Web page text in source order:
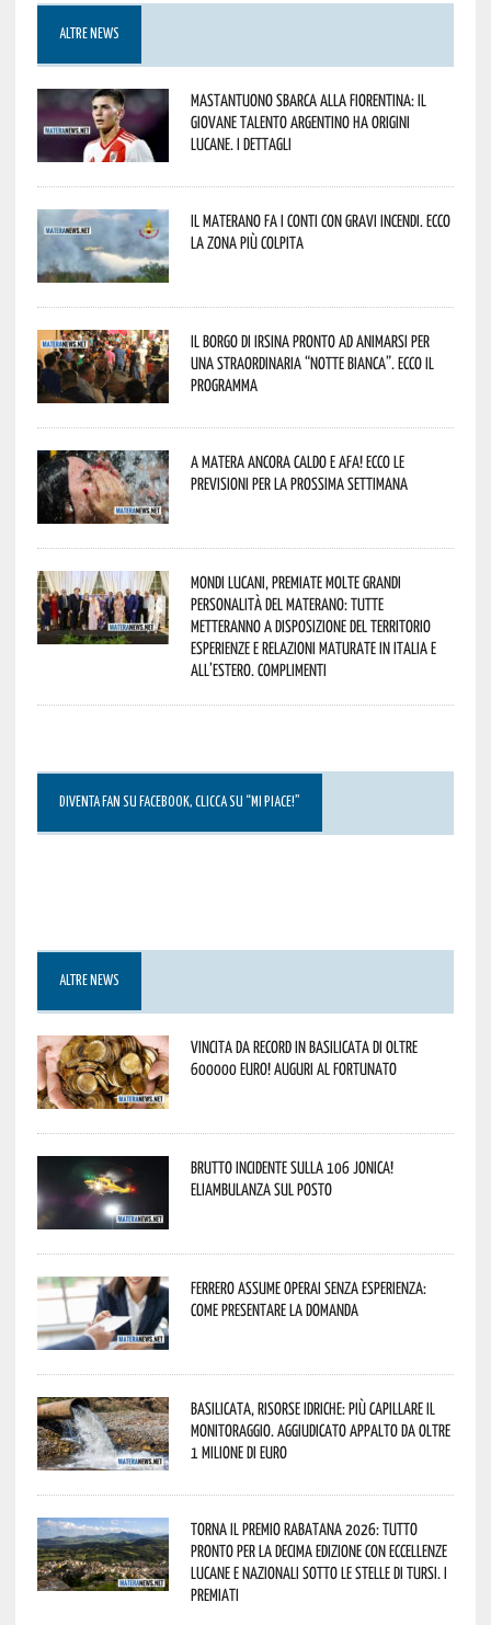
ALTRE NEWS
Mastantuono sbarca alla Fiorentina: il
giovane talento argentino ha origini
lucane. I dettagli
Il materano fa i conti con gravi incendi. Ecco
la zona più colpita
Il borgo di Irsina pronto ad animarsi per
una straordinaria “Notte Bianca”. Ecco il
programma
A Matera ancora caldo e afa! Ecco le
previsioni per la prossima settimana
Mondi lucani, premiate molte grandi
personalità del materano: tutte
metteranno a disposizione del territorio
esperienze e relazioni maturate in Italia e
all’estero. Complimenti
DIVENTA FAN SU FACEBOOK, CLICCA SU “MI PIACE!”
ALTRE NEWS
Vincita da record in Basilicata di oltre
600000 euro! Auguri al fortunato
Brutto incidente sulla 106 Jonica!
Eliambulanza sul posto
Ferrero assume operai senza esperienza:
come presentare la domanda
Basilicata, Risorse idriche: più capillare il
monitoraggio. Aggiudicato appalto da oltre
1 milione di euro
Torna il Premio Rabatana 2026: tutto
pronto per la decima edizione con eccellenze
lucane e nazionali sotto le stelle di Tursi. I
premiati